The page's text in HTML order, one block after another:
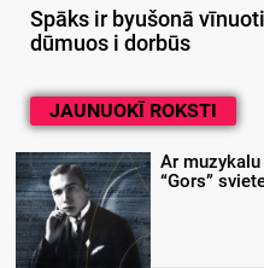
Spāks ir byušonā
dūmuos i dorbūs
JAUNUOKĪ ROKSTI
Ar
“Gors”